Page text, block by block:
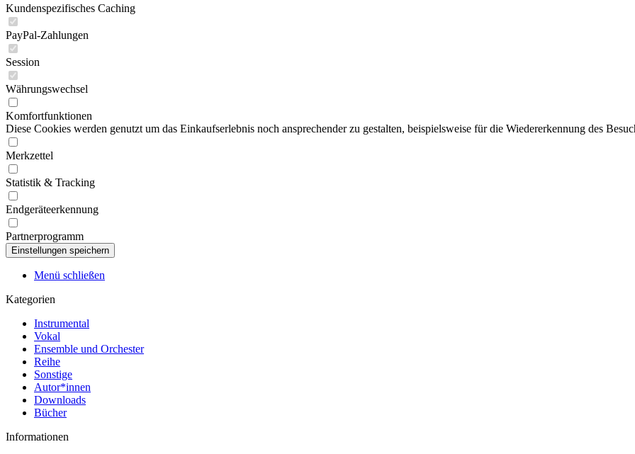
Kundenspezifisches Caching
PayPal-Zahlungen
Session
Währungswechsel
Komfortfunktionen
Diese Cookies werden genutzt um das Einkaufserlebnis noch ansprechender zu gestalten, beispielsweise für die Wiedererkennung des
Merkzettel
Statistik & Tracking
Endgeräteerkennung
Partnerprogramm
Menü schließen
Kategorien
Instrumental
Vokal
Ensemble und Orchester
Reihe
Sonstige
Autor*innen
Downloads
Bücher
Informationen